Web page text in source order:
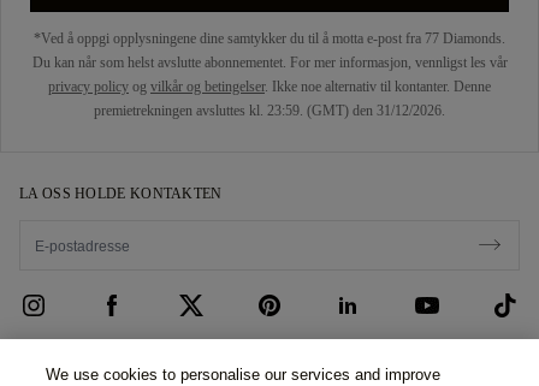
*Ved å oppgi opplysningene dine samtykker du til å motta e-post fra 77 Diamonds.
Du kan når som helst avslutte abonnementet. For mer informasjon, vennligst les vår
privacy policy og vilkår og betingelser. Ikke noe alternativ til kontanter. Denne
premietrekningen avsluttes kl. 23:59. (GMT) den 31/12/2026.
LA OSS HOLDE KONTAKTEN
KUNDEBEHANDLING
We use cookies to personalise our services and improve